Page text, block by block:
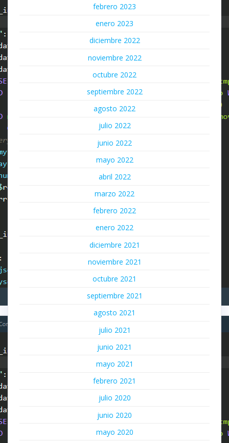
febrero 2023
enero 2023
diciembre 2022
noviembre 2022
octubre 2022
septiembre 2022
agosto 2022
julio 2022
junio 2022
mayo 2022
abril 2022
marzo 2022
febrero 2022
enero 2022
diciembre 2021
noviembre 2021
octubre 2021
septiembre 2021
agosto 2021
julio 2021
junio 2021
mayo 2021
febrero 2021
julio 2020
junio 2020
mayo 2020